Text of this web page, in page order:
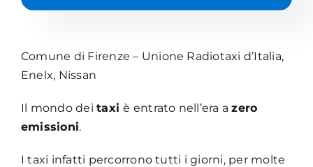
Comune di Firenze – Unione Radiotaxi d’Italia,
Enelx, Nissan
Il mondo deitaxiè entrato nell’era azero
emissioni.
I taxi infatti percorrono tutti i giorni, per molte